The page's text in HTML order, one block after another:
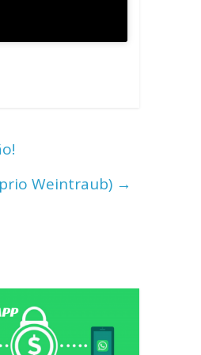
Weintraub) →